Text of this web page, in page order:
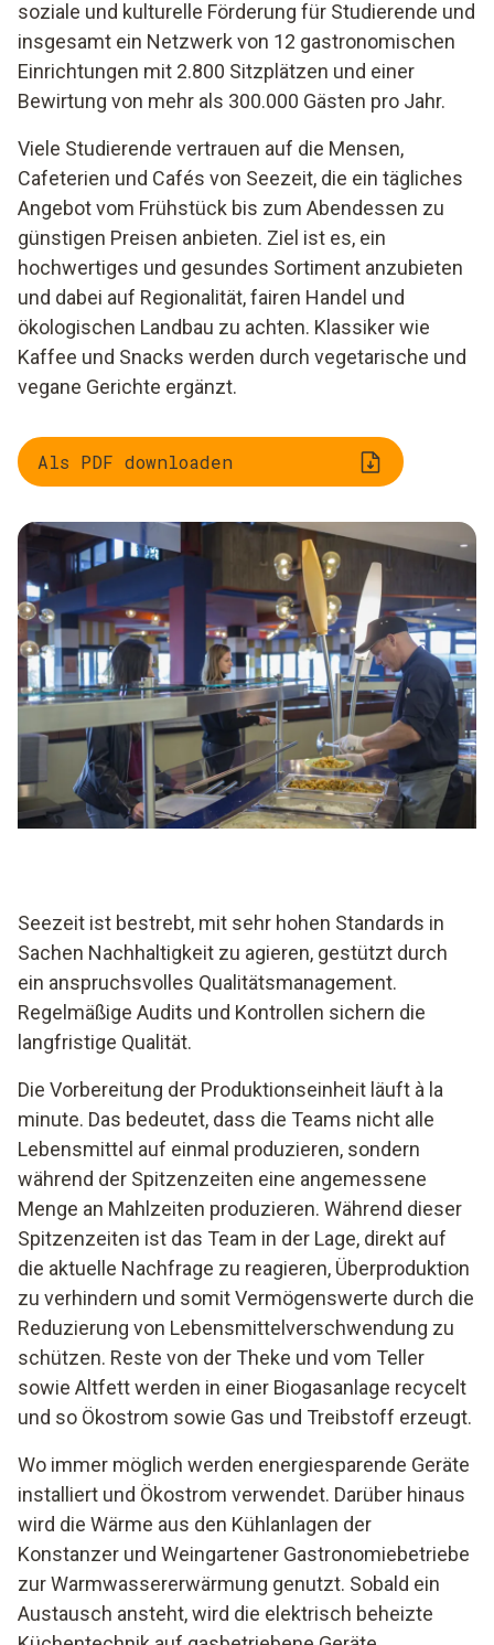
soziale und kulturelle Förderung für Studierende und
insgesamt ein Netzwerk von 12 gastronomischen
Einrichtungen mit 2.800 Sitzplätzen und einer
Bewirtung von mehr als 300.000 Gästen pro Jahr.
Viele Studierende vertrauen auf die Mensen,
Cafeterien und Cafés von Seezeit, die ein tägliches
Angebot vom Frühstück bis zum Abendessen zu
günstigen Preisen anbieten. Ziel ist es, ein
hochwertiges und gesundes Sortiment anzubieten
und dabei auf Regionalität, fairen Handel und
ökologischen Landbau zu achten. Klassiker wie
Kaffee und Snacks werden durch vegetarische und
vegane Gerichte ergänzt.
Als PDF downloaden
Seezeit ist bestrebt, mit sehr hohen Standards in
Sachen Nachhaltigkeit zu agieren, gestützt durch
ein anspruchsvolles Qualitätsmanagement.
Regelmäßige Audits und Kontrollen sichern die
langfristige Qualität.
Die Vorbereitung der Produktionseinheit läuft à la
minute. Das bedeutet, dass die Teams nicht alle
Lebensmittel auf einmal produzieren, sondern
während der Spitzenzeiten eine angemessene
Menge an Mahlzeiten produzieren. Während dieser
Spitzenzeiten ist das Team in der Lage, direkt auf
die aktuelle Nachfrage zu reagieren, Überproduktion
zu verhindern und somit Vermögenswerte durch die
Reduzierung von Lebensmittelverschwendung zu
schützen. Reste von der Theke und vom Teller
sowie Altfett werden in einer Biogasanlage recycelt
und so Ökostrom sowie Gas und Treibstoff erzeugt.
Wo immer möglich werden energiesparende Geräte
installiert und Ökostrom verwendet. Darüber hinaus
wird die Wärme aus den Kühlanlagen der
Konstanzer und Weingartener Gastronomiebetriebe
zur Warmwassererwärmung genutzt. Sobald ein
Austausch ansteht, wird die elektrisch beheizte